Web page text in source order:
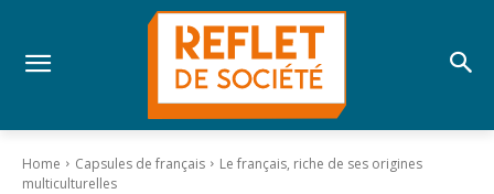
Home Capsules de français
Le français, riche de ses origines
multiculturelles